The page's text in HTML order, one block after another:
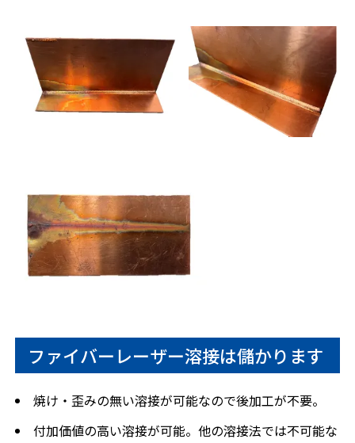
ファイバーレーザー溶接は儲かります
焼け・歪みの無い溶接が可能なので後加工が不要。
付加価値の高い溶接が可能。他の溶接法では不可能な